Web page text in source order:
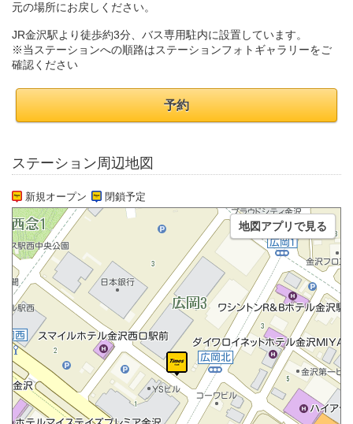
元の場所にお戻しください。
JR金沢駅より徒歩約3分、バス専用駐内に設置しています。
※当ステーションへの順路はステーションフォトギャラリーをご
確認ください
予約
ステーション周辺地図
新規オープン 閉鎖予定
地図アプリで見る